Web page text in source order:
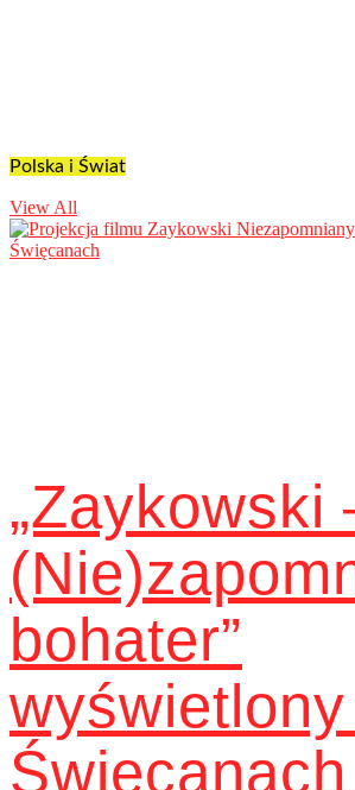
Polska i Świat
View All
„Zaykowski
bohater”
Święcanach